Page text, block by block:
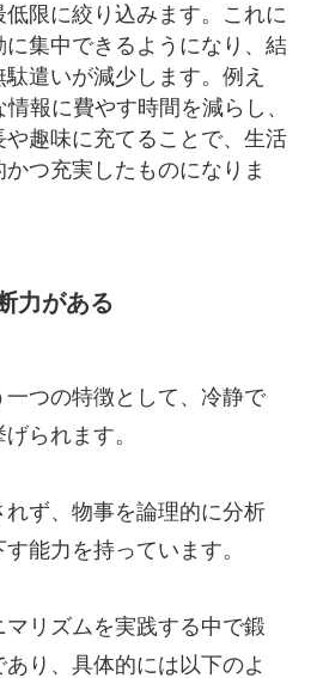
低限に絞り込みます。これに
に集中できるようになり、結
遣いが減少します。例え
報に費やす時間を減らし、
趣味に充てることで、生活
つ充実したものになりま
力がある
一つの特徴として、冷静で
られます。
ず、物事を論理的に分析
能力を持っています。
リズムを実践する中で鍛
り、具体的には以下のよ